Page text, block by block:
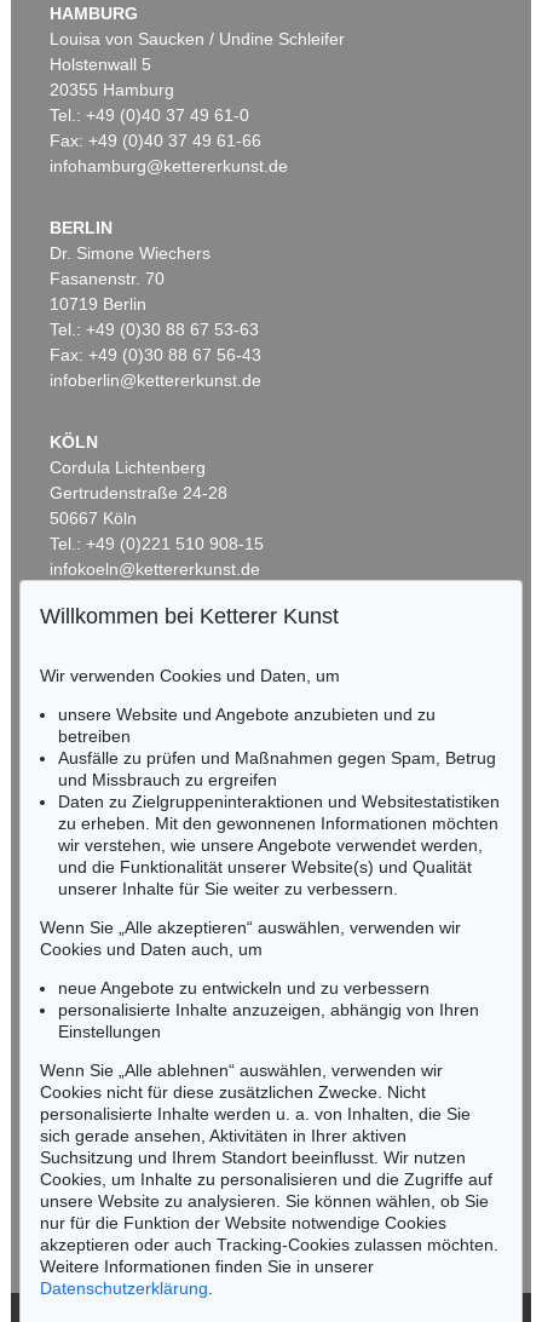
HAMBURG
Louisa von Saucken / Undine Schleifer
Holstenwall 5
20355 Hamburg
Tel.: +49 (0)40 37 49 61-0
Fax: +49 (0)40 37 49 61-66
infohamburg@kettererkunst.de
BERLIN
Dr. Simone Wiechers
Fasanenstr. 70
10719 Berlin
Tel.: +49 (0)30 88 67 53-63
Fax: +49 (0)30 88 67 56-43
infoberlin@kettererkunst.de
KÖLN
Cordula Lichtenberg
Gertrudenstraße 24-28
50667 Köln
Tel.: +49 (0)221 510 908-15
infokoeln@kettererkunst.de
BADEN-WÜRTTEMBERG
RHEINLAND-PFALZ
Miriam Heß
Tel.: +49 (0)62 21 58 80-038
Fax: +49 (0)62 21 58 80-595
infoheidelberg@kettererkunst.de
NORDDEUTSCHLAND
Nico Kassel, M.A.
Tel.: +49 (0)89 55244-164
Mobil: +49 (0)171 8618661
n.kassel@kettererkunst.de
Keine Auktion mehr verpassen!
Wir informieren Sie rechtzeitig.
Jetzt zum Newsletter anmelden >
Willkommen bei Ketterer Kunst
Wir verwenden Cookies und Daten, um
unsere Website und Angebote anzubieten und zu
betreiben
Ausfälle zu prüfen und Maßnahmen gegen Spam, Betrug
und Missbrauch zu ergreifen
Daten zu Zielgruppeninteraktionen und Websitestatistiken
zu erheben. Mit den gewonnenen Informationen möchten
wir verstehen, wie unsere Angebote verwendet werden,
und die Funktionalität unserer Website(s) und Qualität
unserer Inhalte für Sie weiter zu verbessern.
Wenn Sie „Alle akzeptieren“ auswählen, verwenden wir
Cookies und Daten auch, um
neue Angebote zu entwickeln und zu verbessern
personalisierte Inhalte anzuzeigen, abhängig von Ihren
Einstellungen
Wenn Sie „Alle ablehnen“ auswählen, verwenden wir
Cookies nicht für diese zusätzlichen Zwecke. Nicht
personalisierte Inhalte werden u. a. von Inhalten, die Sie
sich gerade ansehen, Aktivitäten in Ihrer aktiven
Suchsitzung und Ihrem Standort beeinflusst. Wir nutzen
Cookies, um Inhalte zu personalisieren und die Zugriffe auf
unsere Website zu analysieren. Sie können wählen, ob Sie
nur für die Funktion der Website notwendige Cookies
akzeptieren oder auch Tracking-Cookies zulassen möchten.
Weitere Informationen finden Sie in unserer
Datenschutzerklärung